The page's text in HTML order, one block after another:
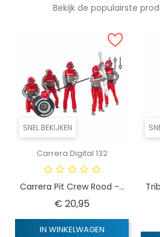
Bekijk de populairste
SNEL BEKIJKEN
Carrera Digital 132
Carrera Pit Crew Rood -...
€ 20,95
IN WINKELWAGEN